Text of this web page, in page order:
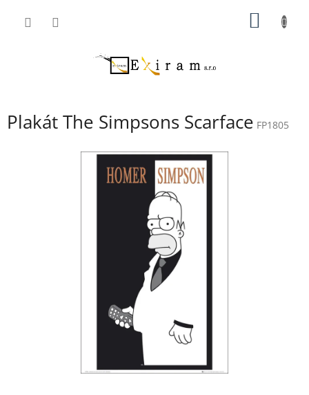
Plakát The Simpsons Scarface FP1805